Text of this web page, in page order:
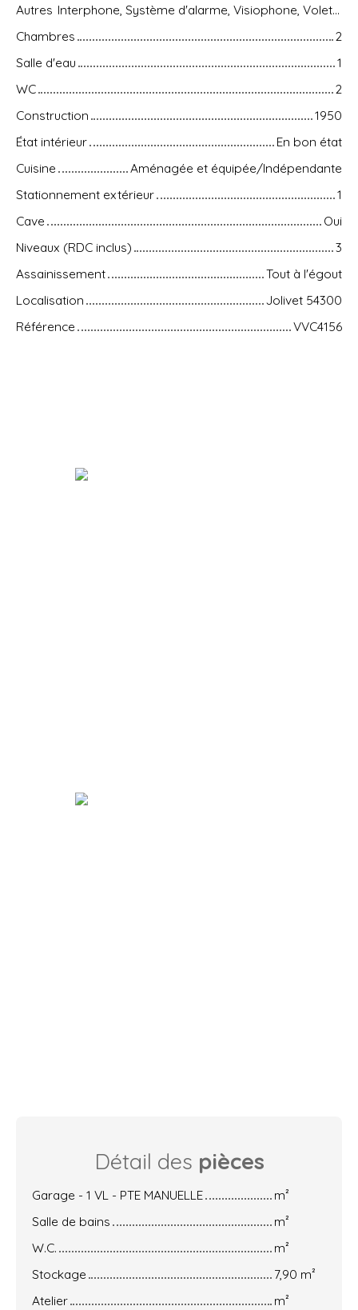
Autres
Interphone, Système d'alarme, Visiophone, Volets électriques
Chambres
2
Salle d'eau
1
WC
2
Construction
1950
État intérieur
En bon état
Cuisine
Aménagée et équipée/Indépendante
Stationnement extérieur
1
Cave
Oui
Niveaux (RDC inclus)
3
Assainissement
Tout à l'égout
Localisation
Jolivet 54300
Référence
VVC4156
Détail des pièces
Garage - 1 VL - PTE MANUELLE
m²
Salle de bains
m²
W.C.
m²
Stockage
7,90 m²
Atelier
m²